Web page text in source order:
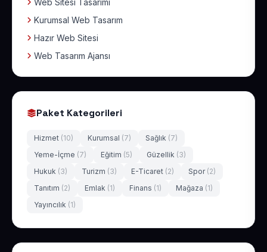
Web Sitesi Tasarımı
Kurumsal Web Tasarım
Hazır Web Sitesi
Web Tasarım Ajansı
Paket Kategorileri
Hizmet (10) Kurumsal (7) Sağlık (7)
Yeme-İçme (7) Eğitim (5) Güzellik (3)
Hukuk (3) Turizm (3) E-Ticaret (2) Spor (2)
Tanıtım (2) Emlak (1) Finans (1) Mağaza (1)
Yayıncılık (1)